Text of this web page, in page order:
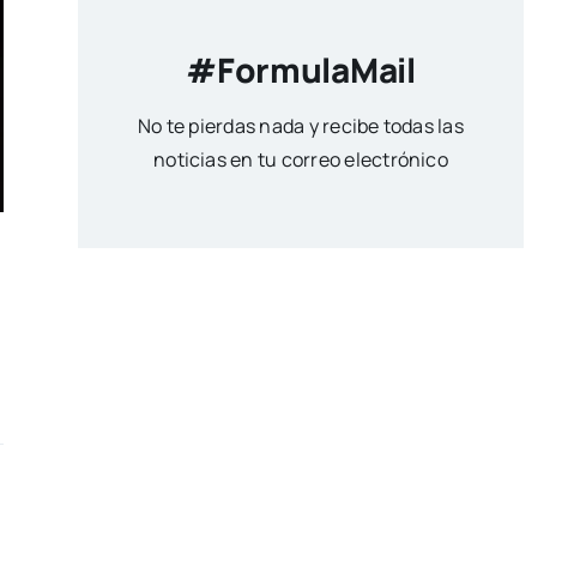
#FormulaMail
No te pierdas nada y recibe todas las
noticias en tu correo electrónico